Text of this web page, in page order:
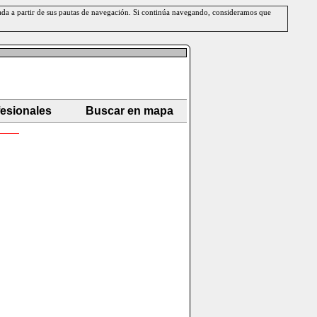
a partir de sus pautas de navegación. Si continúa navegando, consideramos que
Buscar en mapa